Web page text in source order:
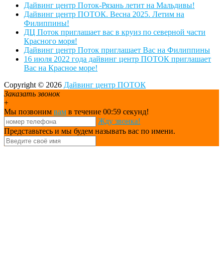
Дайвинг центр Поток-Рязань летит на Мальдивы!
Дайвинг центр ПОТОК. Весна 2025. Летим на
Филиппины!
ДЦ Поток приглашает вас в круиз по северной части
Красного моря!
Дайвинг центр Поток приглашает Вас на Филиппины
16 июля 2022 года дайвинг центр ПОТОК приглашает
Вас на Красное море!
Copyright © 2026 Дайвинг центр ПОТОК
Заказать звонок
+
Мы позвоним вам в течение 00:59 секунд!
Жду звонка!
Представьтесь и мы будем называть вас по имени.